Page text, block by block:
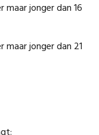
maar jonger dan 16
maar jonger dan 21